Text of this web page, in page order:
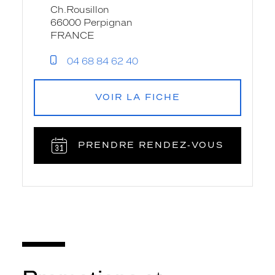
Ch.Rousillon
66000 Perpignan
FRANCE
04 68 84 62 40
VOIR LA FICHE
PRENDRE RENDEZ‑VOUS